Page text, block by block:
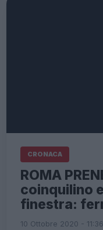
CRONACA
ROMA
coinquilino
finestra:
10 Ottobre 2020 - 11:36